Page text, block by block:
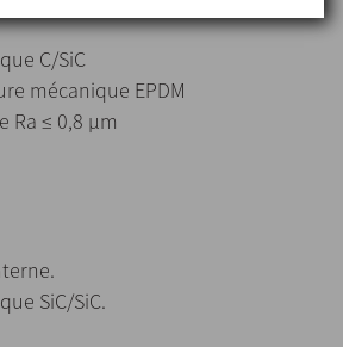
C/SiC
mécanique EPDM
Ra ≤ 0,8 μm
SiC/SiC.